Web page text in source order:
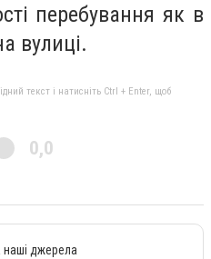
перебування як в
вулиці.
текст і натисніть Ctrl + Enter, щоб
0,0
наші джерела